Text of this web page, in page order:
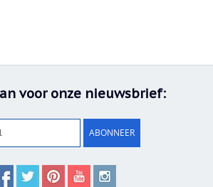
voor onze nieuwsbrief:
ABONNEER